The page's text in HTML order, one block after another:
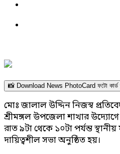
📸 Download News PhotoCard ফটো কার্ড
মোঃ জালাল উদ্দিন নিজস্ব
শ্রীমঙ্গল উপজেলা শাখার
রাত ৯টা থেকে ১০টা পর্যন্ত
দায়িত্বশীল সভা অনুষ্ঠিত হয়।